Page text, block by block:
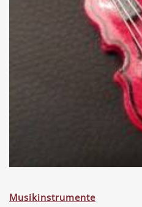
Musikinstrumente